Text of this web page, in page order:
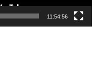
11:54:56